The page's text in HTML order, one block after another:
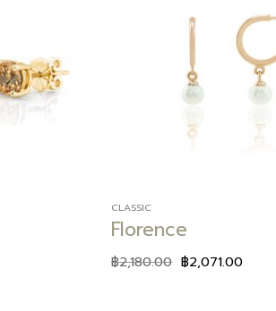
CLASSIC
Florence
฿2,180.00 ฿2,071.00